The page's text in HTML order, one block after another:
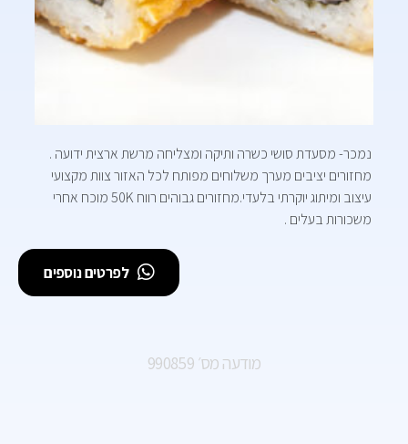
נמכר- מסעדת סושי כשרה ותיקה ומצליחה מרשת ארצית ידועה .
מחזורים יציבים מערך משלוחים מפותח לכל האזור צוות מקצועי
עיצוב ומיתוג יוקרתי בלעדי.מחזורים גבוהים רווח 50K מוכח אחרי
משכורות בעלים .
לפרטים נוספים
מודעה מס׳ 990859